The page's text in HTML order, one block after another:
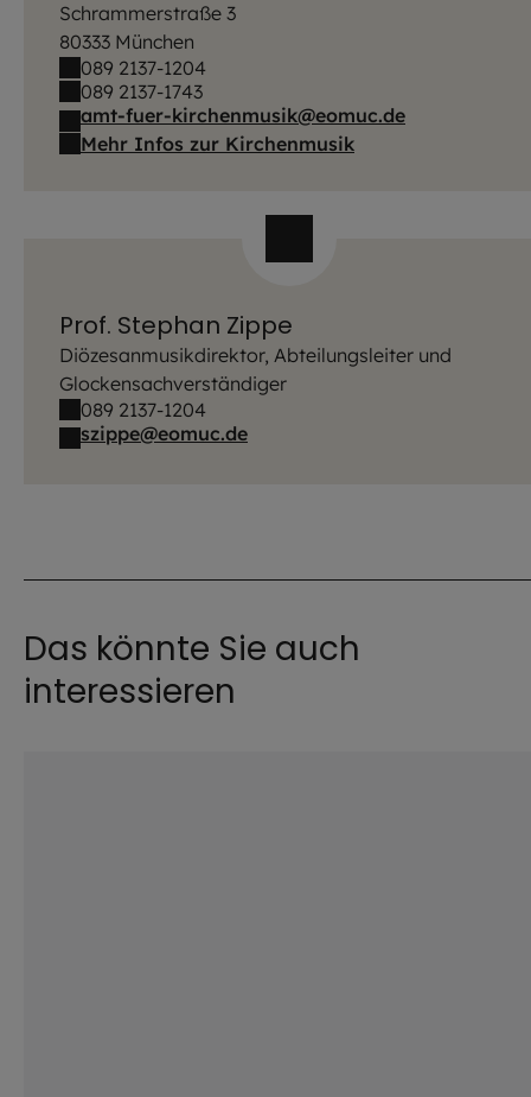
Schrammerstraße 3
80333 München
089 2137-1204
089 2137-1743
amt-fuer-kirchenmusik@eomuc.de
Mehr Infos zur Kirchenmusik
Prof. Stephan Zippe
Diözesanmusikdirektor, Abteilungsleiter und
Glockensachverständiger
089 2137-1204
szippe@eomuc.de
Das könnte Sie auch
interessieren